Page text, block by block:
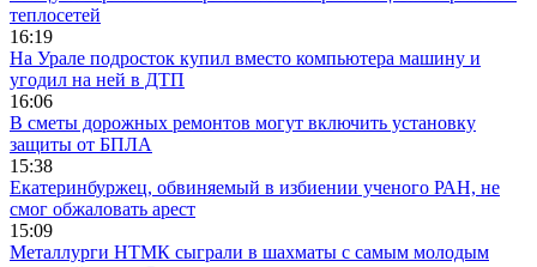
теплосетей
16:19
На Урале подросток купил вместо компьютера машину и
угодил на ней в ДТП
16:06
В сметы дорожных ремонтов могут включить установку
защиты от БПЛА
15:38
Екатеринбуржец, обвиняемый в избиении ученого РАН, не
смог обжаловать арест
15:09
Металлурги НТМК сыграли в шахматы с самым молодым